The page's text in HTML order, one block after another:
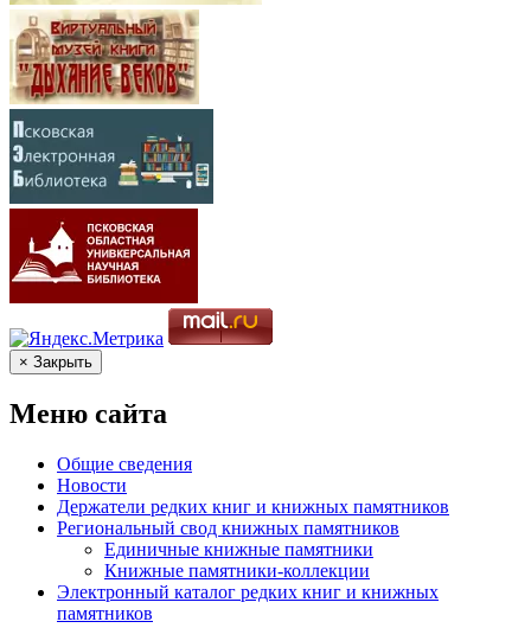
× Закрыть
Меню сайта
Общие сведения
Новости
Держатели редких книг и книжных памятников
Региональный свод книжных памятников
Единичные книжные памятники
Книжные памятники-коллекции
Электронный каталог редких книг и книжных
памятников